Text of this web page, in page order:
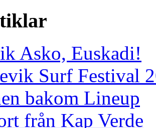
Asko, Euskadi!
Surf Festival
bakom Lineup
från Kap Verde